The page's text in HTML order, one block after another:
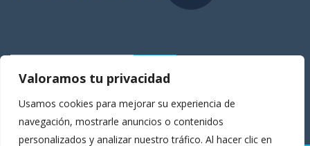
Valoramos tu privacidad
Usamos cookies para mejorar su experiencia de
navegación, mostrarle anuncios o contenidos
personalizados y analizar nuestro tráfico. Al hacer clic en